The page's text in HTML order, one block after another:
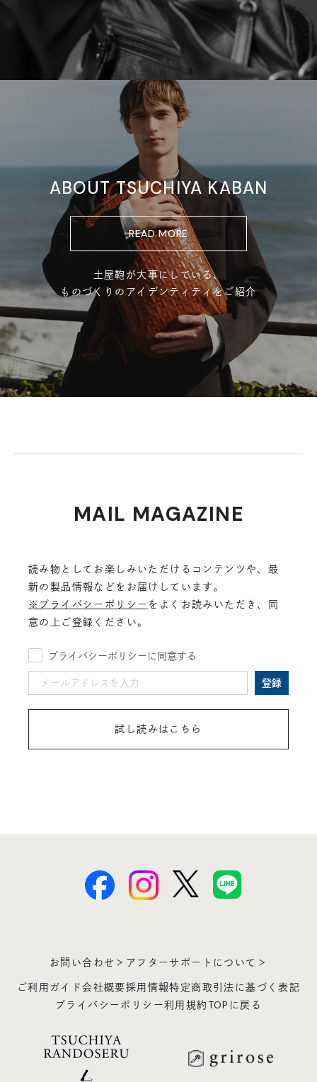
ABOUT TSUCHIYA KABAN
READ MORE
土屋鞄が大事にしている、
ものづくりのアイデンティティをご紹介
MAIL MAGAZINE
読み物としてお楽しみいただけるコンテンツや、最
新の製品情報などをお届けしています。
※プライバシーポリシー をよくお読みいただき、同
意の上ご登録ください。
プライバシーポリシーに同意する
登録
試し読みはこちら
お問い合わせ＞ アフターサポートについて＞
ご利用ガイド会社概要採用情報特定商取引法に基づく表記
プライバシーポリシー利用規約 TOPに戻る